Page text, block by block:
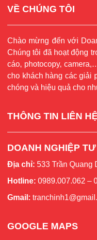
VỀ CHÚNG TÔI
Chào mừng đến với
Chúng tôi đã hoạt động
cáo, photocopy,
cho khách hàng các giải
chóng và hiệu quả cho
THÔNG TIN LIÊN HỆ
DOANH NGHIỆP
Địa chỉ: 533 Trần Quang
Hotline: 0989.007.062 –
Gmail:
GOOGLE MAPS